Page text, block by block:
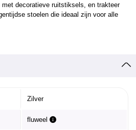
decoratieve ruitstiksels, en trakteer
stoelen die ideaal zijn voor alle
Zilver
fluweel